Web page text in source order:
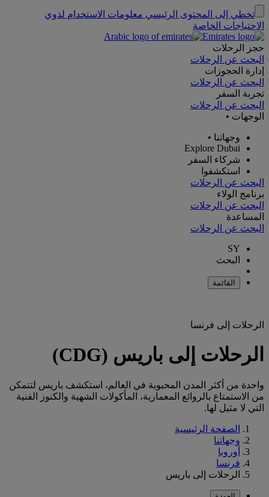
تخطي إلى المحتوى الرئيسي معلومات الاستخدام لذوي
الاحتياجات الخاصة
حجز الرحلات
البحث عن الرحلات
إدارة الحجوزات
البحث عن الرحلات
تجربة السفر
البحث عن الرحلات
الوجهات •
وجهاتنا •
Explore Dubai
شركاء السفر
استكشفوا
البحث عن الرحلات
برنامج الولاء
البحث عن الرحلات
المساعدة
البحث عن الرحلات
SY
البحث
القائمة
الرحلات إلى فرنسا
الرحلات إلى باريس (CDG)
واحدة من أكثر المدن المحبوبة في العالم، استكشف باريس لتتمكن
من الاستمتاع بالروائع المعمارية، المأكولات الشهية والكنوز الفنية
التي لا مثيل لها.
الصفحة الرئيسية
وجهاتنا
أوروبا
فرنسا
الرحلات إلى باريس